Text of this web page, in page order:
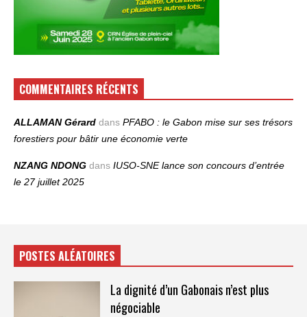
COMMENTAIRES RÉCENTS
ALLAMAN Gérard dans PFABO : le Gabon mise sur ses trésors
forestiers pour bâtir une économie verte
NZANG NDONG dans IUSO‑SNE lance son concours d’entrée
le 27 juillet 2025
POSTES ALÉATOIRES
La dignité d’un Gabonais n’est plus
négociable